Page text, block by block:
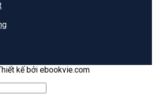
kế bởi ebookvie.com